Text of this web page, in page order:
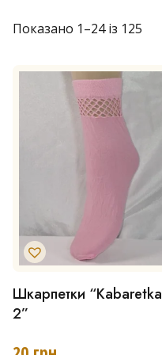
Показано 1–24 із 125
Шкарпетки “Kabaretka
2”
Цей
товар
має